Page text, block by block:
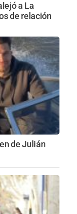
a La
de relación
de Julián